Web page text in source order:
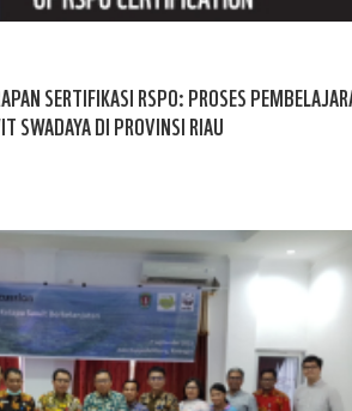
SERTIFIKASI RSPO: PROSES
SWADAYA DI PROVINSI RIAU